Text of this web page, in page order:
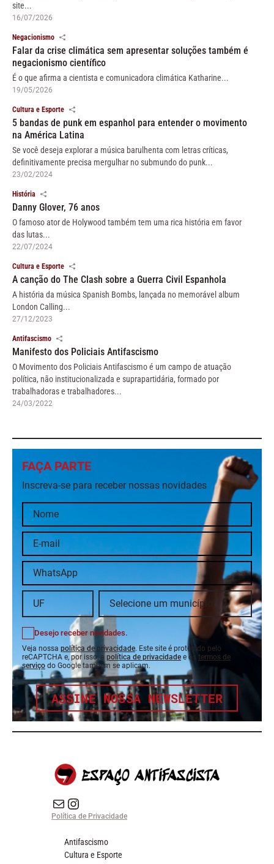
site...
16/07/2026
Negacionismo
Falar da crise climática sem apresentar soluções também é
negacionismo científico
É o que afirma a cientista e comunicadora climática Katharine...
19/05/2026
Cultura e Esporte
5 bandas de punk em espanhol para entender o movimento
na América Latina
Se você deseja explorar a música barulhenta com letras críticas,
definitivamente precisa mergulhar no submundo do punk...
23/02/2024
História
Danny Glover, 76 anos
O famoso ator de Holywood também tem uma rica história em favor
das lutas...
22/07/2024
Cultura e Esporte
A canção do The Clash sobre a Guerra Civil Espanhola
A história da música Spanish Bombs, lançada no memorável album
London Calling...
27/12/2023
Antifascismo
Manifesto dos Policiais Antifascismo
O Movimento dos Policiais Antifascismo é um campo de atuação
política, não institucionalizada e suprapartidária, formado por
trabalhadoras e trabalhadores...
24/03/2022
FAÇA PARTE
Inscreva-se para receber nossas novidades
Desejo receber novidades.
Veja nossa política de privacidade. Este site é protegido pelo
reCAPTCHA e, por isso, a política de privacidade e os termos de
serviço do Google também se aplicam.
ASSINE NOSSA NEWSLETTER
E-mail Instagram do Espaço Antifascista
Política de Privacidade
Antifascismo
Cultura e Esporte